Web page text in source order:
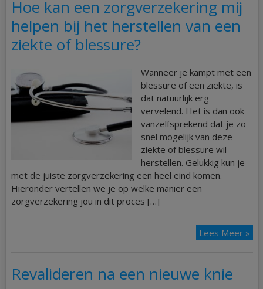
Hoe kan een zorgverzekering mij
helpen bij het herstellen van een
ziekte of blessure?
Wanneer je kampt met een
blessure of een ziekte, is
dat natuurlijk erg
vervelend. Het is dan ook
vanzelfsprekend dat je zo
snel mogelijk van deze
ziekte of blessure wil
herstellen. Gelukkig kun je
met de juiste zorgverzekering een heel eind komen.
Hieronder vertellen we je op welke manier een
zorgverzekering jou in dit proces […]
Lees Meer »
Revalideren na een nieuwe knie